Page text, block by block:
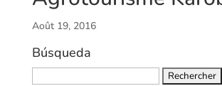
Août 19, 2016
Búsqueda